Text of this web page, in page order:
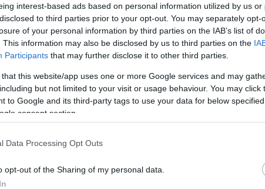
interest-based ads based on personal information utilized by us or
to third parties prior to your opt-out. You may separately opt-
of your personal information by third parties on the IAB’s list of
This information may also be disclosed by us to third parties on the
Participants that may further disclose it to other third parties.
that this website/app uses one or more Google services and may
but not limited to your visit or usage behaviour. You may click
to Google and its third-party tags to use your data for below
consent section.
Data Processing Opt Outs
opt-out of the Sharing of my personal data.